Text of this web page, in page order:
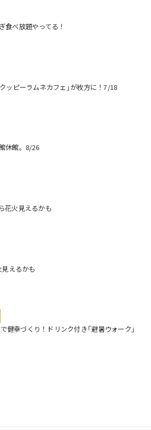
食べ放題やってる！
ッピーラムネカフェ｣が枚方に！7/18
休館。8/26
花火見えるかも
えるかも
健幸づくり！ドリンク付き｢避暑ウォーク｣